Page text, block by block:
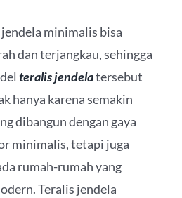
minimalis bisa
dan terjangkau, sehingga
teralis jendelatersebut
hanya karena semakin
dibangun dengan gaya
minimalis, tetapi juga
rumah-rumah yang
Teralis jendela